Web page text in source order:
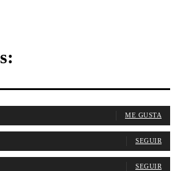
ME GUSTA
SEGUIR
SEGUIR